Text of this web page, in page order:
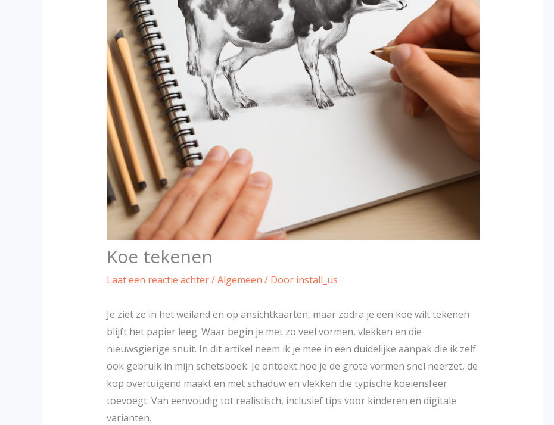
Koe tekenen
Laat een reactie achter/Algemeen / Door install_us
Je ziet ze in het weiland en op ansichtkaarten, maar zodra je een koe wilt tekenen
blijft het papier leeg. Waar begin je met zo veel vormen, vlekken en die
nieuwsgierige snuit. In dit artikel neem ik je mee in een duidelijke aanpak die ik zelf
ook gebruik in mijn schetsboek. Je ontdekt hoe je de grote vormen snel neerzet, de
kop overtuigend maakt en met schaduw en vlekken die typische koeiensfeer
toevoegt. Van eenvoudig tot realistisch, inclusief tips voor kinderen en digitale
varianten.